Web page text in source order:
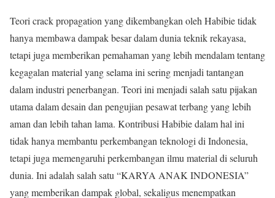
Teori crack propagation yang dikembangkan oleh Habibie tidak
hanya membawa dampak besar dalam dunia teknik rekayasa,
tetapi juga memberikan pemahaman yang lebih mendalam tentang
kegagalan material yang selama ini sering menjadi tantangan
dalam industri penerbangan. Teori ini menjadi salah satu pijakan
utama dalam desain dan pengujian pesawat terbang yang lebih
aman dan lebih tahan lama. Kontribusi Habibie dalam hal ini
tidak hanya membantu perkembangan teknologi di Indonesia,
tetapi juga memengaruhi perkembangan ilmu material di seluruh
dunia. Ini adalah salah satu “KARYA ANAK INDONESIA”
yang memberikan dampak global, sekaligus menempatkan